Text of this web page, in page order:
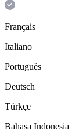
Français
Italiano
Português
Deutsch
Türkçe
Bahasa Indonesia